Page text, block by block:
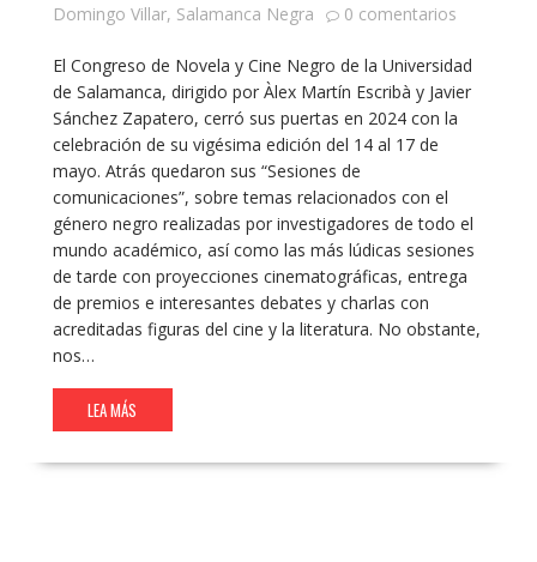
Domingo Villar, Salamanca Negra 0 comentarios
El Congreso de Novela y Cine Negro de la Universidad
de Salamanca, dirigido por Àlex Martín Escribà y Javier
Sánchez Zapatero, cerró sus puertas en 2024 con la
celebración de su vigésima edición del 14 al 17 de
mayo. Atrás quedaron sus “Sesiones de
comunicaciones”, sobre temas relacionados con el
género negro realizadas por investigadores de todo el
mundo académico, así como las más lúdicas sesiones
de tarde con proyecciones cinematográficas, entrega
de premios e interesantes debates y charlas con
acreditadas figuras del cine y la literatura. No obstante,
nos…
LEA MÁS